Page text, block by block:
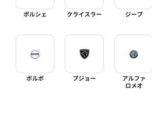
ポルシェ クライスラー ジープ
ボルボ プジョー
アルファ
ロメオ